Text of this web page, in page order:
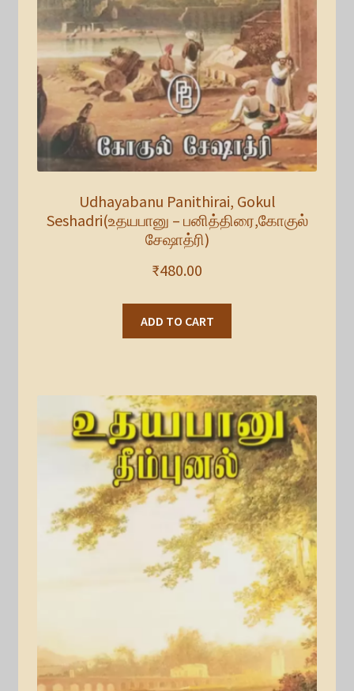
Udhayabanu Panithirai, Gokul
Seshadri(உதயபானு – பனித்திரை,கோகுல்
சேஷாத்ரி)
₹480.00
ADD TO CART